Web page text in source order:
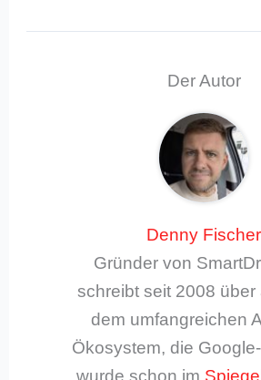
Der Autor
Denny Fischer
Gründer von
schreibt seit 2008 über
dem umfangreichen
Ökosystem, die
wurde schon im Spiegel